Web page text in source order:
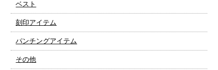
ベスト
刻印アイテム
パンチングアイテム
その他